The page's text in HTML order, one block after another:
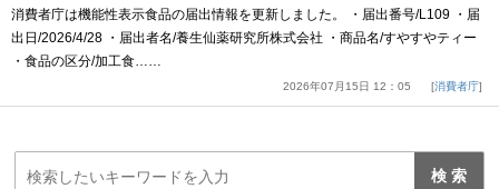
消費者庁は機能性表示食品の届出情報を更新しました。 ・届出番号/L109 ・届
出日/2026/4/28 ・届出者名/養生仙薬研究所株式会社 ・商品名/すやすやティー
・食品の区分/加工食……
2026年07月15日 12：05 消費者庁